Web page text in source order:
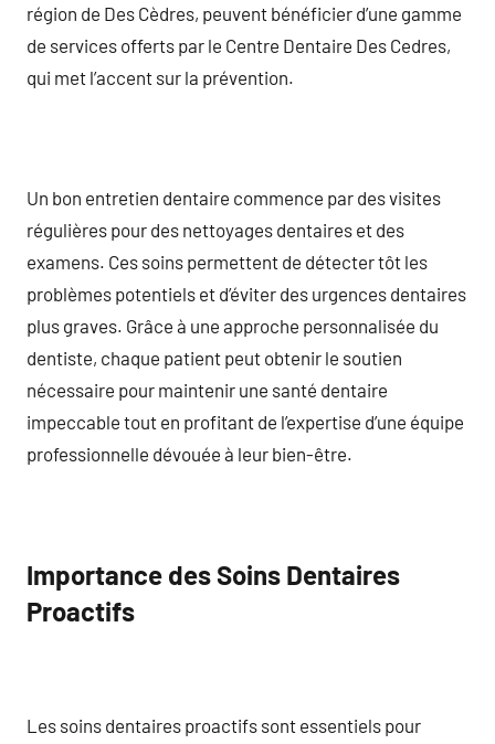
région de Des Cèdres, peuvent bénéficier d’une gamme
de services offerts par le Centre Dentaire Des Cedres,
qui met l’accent sur la prévention.
Un bon entretien dentaire commence par des visites
régulières pour des nettoyages dentaires et des
examens. Ces soins permettent de détecter tôt les
problèmes potentiels et d’éviter des urgences dentaires
plus graves. Grâce à une approche personnalisée du
dentiste, chaque patient peut obtenir le soutien
nécessaire pour maintenir une santé dentaire
impeccable tout en profitant de l’expertise d’une équipe
professionnelle dévouée à leur bien-être.
Importance des Soins Dentaires
Proactifs
Les soins dentaires proactifs sont essentiels pour